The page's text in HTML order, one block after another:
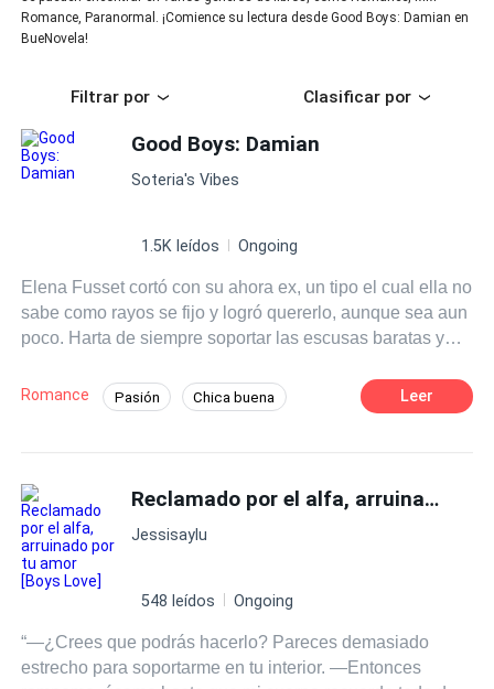
Romance, Paranormal. ¡Comience su lectura desde Good Boys: Damian en
BueNovela!
Filtrar por Clasificar por
Good Boys: Damian
Soteria's Vibes
1.5K leídos Ongoing
Elena Fusset cortó con su ahora ex, un tipo el cual ella no
sabe como rayos se fijo y logró quererlo, aunque sea aun
poco. Harta de siempre soportar las escusas baratas y
departamento de manera inmediata cuando descubrió
algo mas convincente para romper con el. Porque si, el
que había matado el amor? Era un tipo demasiado infiel,
no podía controlar la mirada, ni los dedos, ni la boca,
entonces Elena opto por lo mas sensato. ¡Fuera de mi
casa! Obviamente su ardiente vecino escuchó y casi vio
todo el problema que se armó. Esta vez no iba dejar
calientes y su corazón. No volvería a desperdiciar tiempo
como la vez que la conoció sin novio. Esta listo para
Romance Pasión Chica buena Leer
Reclamado por el alfa, arruinado por tu amor [Boys Love]
Jessisaylu
548 leídos Ongoing
“—¿Crees que podrás hacerlo? Pareces demasiado
estrecho para soportarme en tu interior. —Entonces